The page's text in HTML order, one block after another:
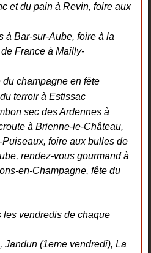
et du pain à Revin, foire aux
à Bar-sur-Aube, foire à la
France à Mailly-
champagne en fête
terroir à Estissac
sec des Ardennes à
à Brienne-le-Château,
foire aux bulles de
rendez-vous gourmand à
en-Champagne, fête du
les vendredis de chaque
Jandun (1eme vendredi), La